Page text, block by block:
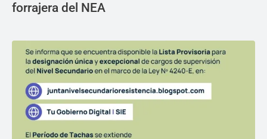
forrajera del NEA